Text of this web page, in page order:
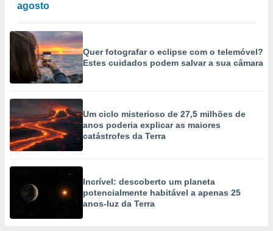
agosto
Quer fotografar o eclipse com o telemóvel?
Estes cuidados podem salvar a sua câmara
Um ciclo misterioso de 27,5 milhões de
anos poderia explicar as maiores
catástrofes da Terra
Incrível: descoberto um planeta
potencialmente habitável a apenas 25
anos-luz da Terra